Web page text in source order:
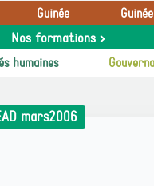
Guinée
Nos formations >
humaines
mars2006